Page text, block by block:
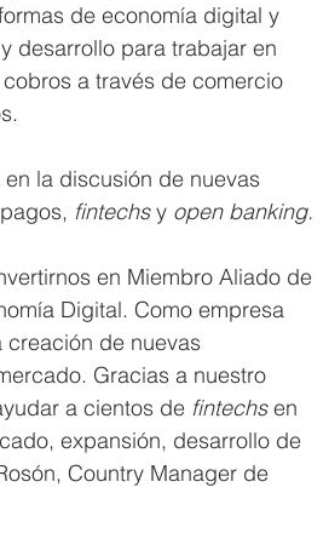
de economía digital y
desarrollo para trabajar en
a través de comercio
la discusión de nuevas
fintechs y open banking.
en Miembro Aliado de
Digital. Como empresa
creación de nuevas
Gracias a nuestro
a cientos de fintechs en
expansión, desarrollo de
Country Manager de